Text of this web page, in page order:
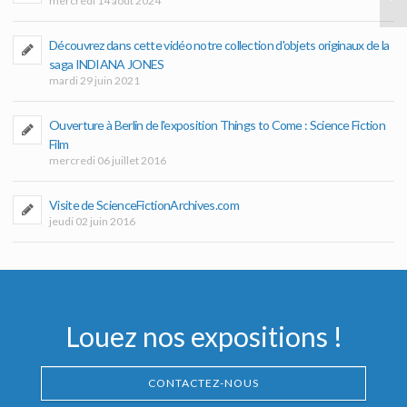
Découvrez dans cette vidéo notre collection d'objets originaux de la
saga INDIANA JONES
mardi 29 juin 2021
Ouverture à Berlin de l'exposition Things to Come : Science Fiction
Film
mercredi 06 juillet 2016
Visite de ScienceFictionArchives.com
jeudi 02 juin 2016
Louez nos expositions !
CONTACTEZ-NOUS